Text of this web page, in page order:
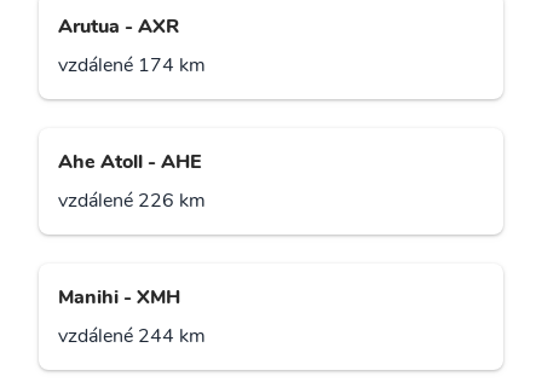
Arutua - AXR
vzdálené 174 km
Ahe Atoll - AHE
vzdálené 226 km
Manihi - XMH
vzdálené 244 km